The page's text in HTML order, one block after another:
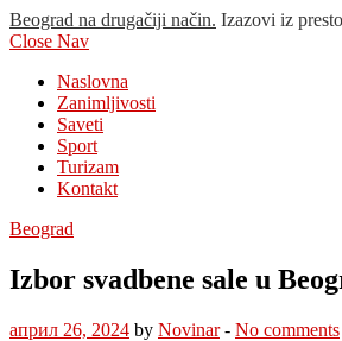
Beograd na drugačiji način. Izazovi iz
Close Nav
Naslovna
Zanimljivosti
Saveti
Sport
Turizam
Kontakt
Beograd
Izbor svadbene sale u
април 26, 2024 by Novinar- No comments